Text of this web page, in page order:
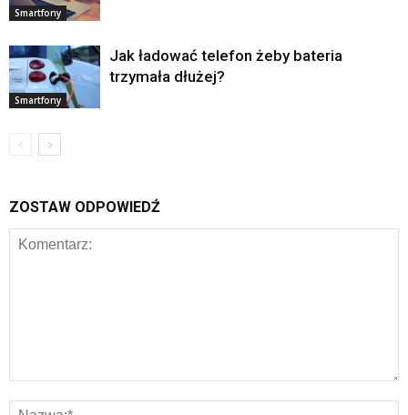
Smartfony
Smartfony
Jak ładować telefon żeby bateria
trzymała dłużej?
ZOSTAW ODPOWIEDŹ